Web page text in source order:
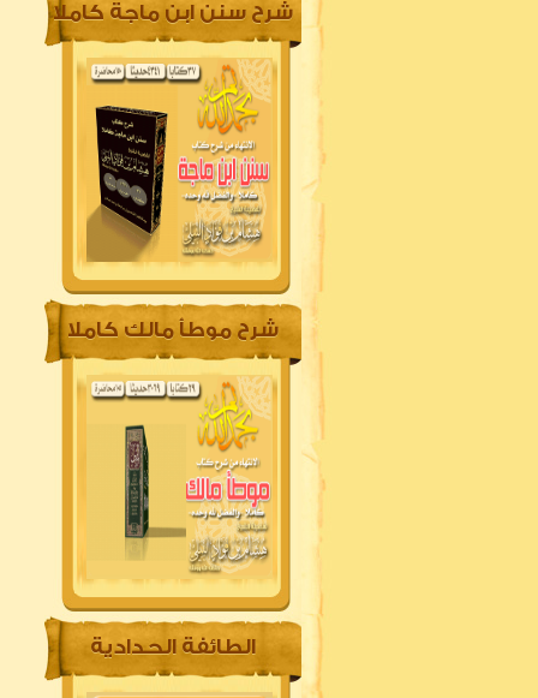
شرح سنن ابن ماجة كاملا
شرح موطأ مالك كاملا
الطائفة الحدادية